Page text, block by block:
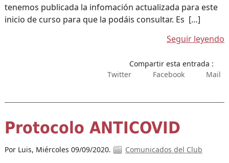
tenemos publicada la infomación actualizada para este
inicio de curso para que la podáis consultar. Es […]
Seguir leyendo
Compartir esta entrada :
Twitter
Facebook Mail
Protocolo ANTICOVID
Por Luis, Miércoles 09/09/2020. Comunicados del Club